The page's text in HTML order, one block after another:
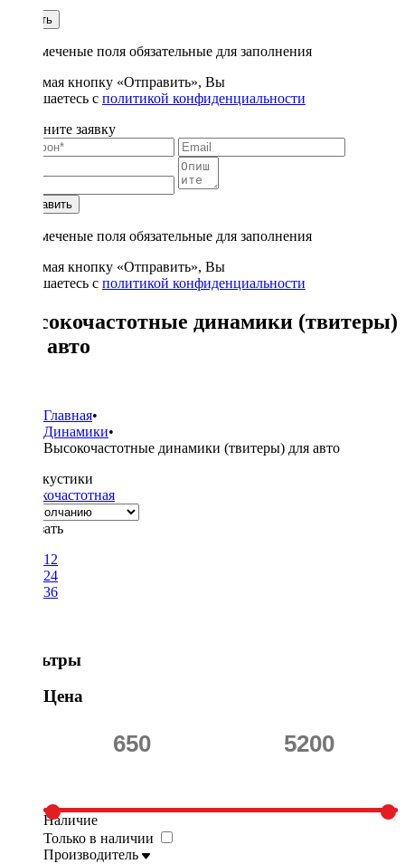
Купить
* - отмеченые поля обязательные для заполнения
Нажимая кнопку «Отправить», Вы
соглашаетесь с политикой конфиденциальности
Заполните заявку
Отправить
* - отмеченые поля обязательные для заполнения
Нажимая кнопку «Отправить», Вы
соглашаетесь с политикой конфиденциальности
Высокочастотные динамики (твитеры)
для авто
Главная•
Динамики•
Высокочастотные динамики (твитеры) для авто
Тип акустики
Высокочастотная
Показать
12
24
36
Фильтры
Цена
Наличие
Только в наличии
Производитель